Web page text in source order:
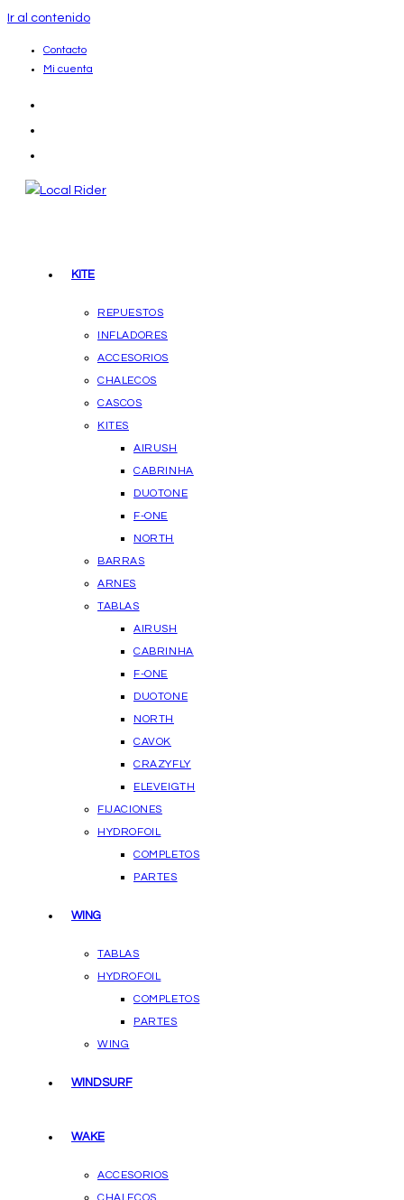
Ir al contenido
Contacto
Mi cuenta
KITE
REPUESTOS
INFLADORES
ACCESORIOS
CHALECOS
CASCOS
KITES
AIRUSH
CABRINHA
DUOTONE
F-ONE
NORTH
BARRAS
ARNES
TABLAS
AIRUSH
CABRINHA
F-ONE
DUOTONE
NORTH
CAVOK
CRAZYFLY
ELEVEIGTH
FIJACIONES
HYDROFOIL
COMPLETOS
PARTES
WING
TABLAS
HYDROFOIL
COMPLETOS
PARTES
WING
WINDSURF
WAKE
ACCESORIOS